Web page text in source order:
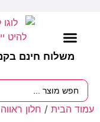
משלוח חינם
עמוד הבית / חלון ראווה